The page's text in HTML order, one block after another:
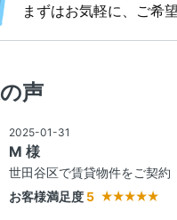
まずはお気軽に、ご希
声
2025-01-31
M 様
世田谷区で賃貸物件をご契約
お客様満足度 5